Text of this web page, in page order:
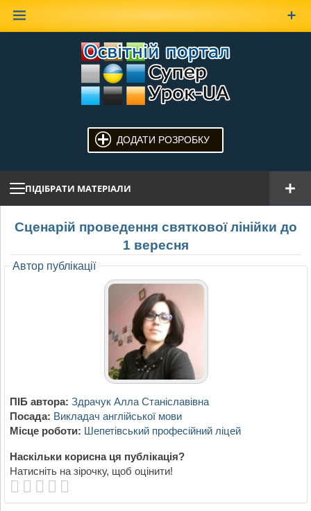
ДОДАТИ РОЗРОБКУ
ПІДІБРАТИ МАТЕРІАЛИ
Сценарій проведення святкової лінійки до
1 вересня
Автор публікації
ПІБ автора: Здрачук Алла Станіславівна
Посада: Викладач англійської мови
Місце роботи: Шепетівський професійний ліцей
Наскільки корисна ця публікація?
Натисніть на зірочку, щоб оцінити!